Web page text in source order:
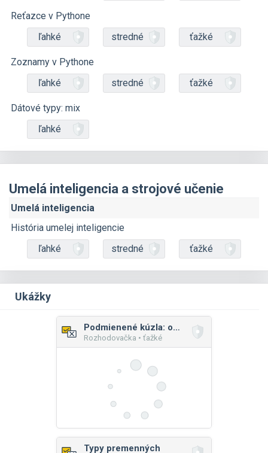
Reťazce v Pythone
ľahké
stredné ťažké
Zoznamy v Pythone
ľahké
stredné ťažké
Dátové typy: mix
ľahké
Umelá inteligencia a strojové učenie
Umelá inteligencia
História umelej inteligencie
ľahké
stredné ťažké
Ukážky
Podmienené kúzla: obliekanie príšeriek
Rozhodovačka • ťažké
Typy premenných